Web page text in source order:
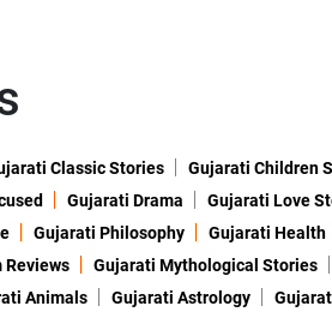
Classic Stories
Gujarati Children
Gujarati Drama
Gujarati Love
Gujarati Philosophy
Gujarati Health
Reviews
Gujarati Mythological Stories
Animals Gujarati Astrology